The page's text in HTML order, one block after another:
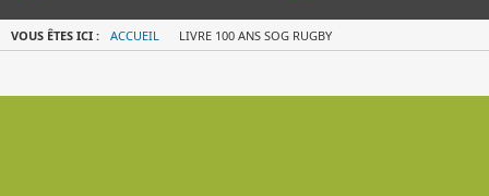
VOUS ÊTES ICI : ACCUEIL LIVRE 100 ANS SOG RUGBY